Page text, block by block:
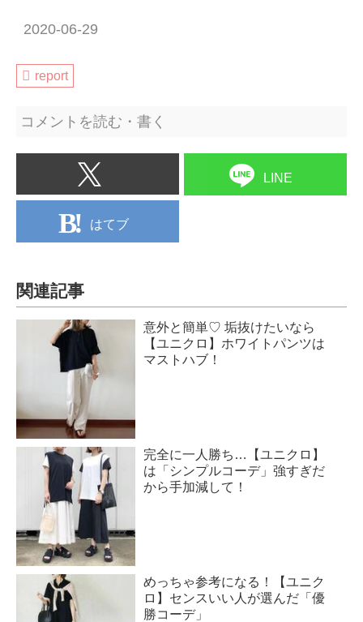
2020-06-29
report
コメントを読む・書く
LINE
はてブ
関連記事
意外と簡単♡ 垢抜けたいなら
【ユニクロ】ホワイトパンツは
マストハブ！
完全に一人勝ち…【ユニクロ】
は「シンプルコーデ」強すぎだ
から手加減して！
めっちゃ参考になる！【ユニク
ロ】センスいい人が選んだ「優
勝コーデ」